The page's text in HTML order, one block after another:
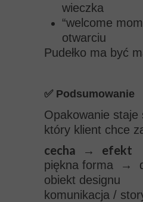
wieczka
“welcome
otwarciu
Pudełko ma być
✅ Podsumowanie
Opakowanie staje
który klient chce
cecha → efekt
piękna forma →
obiekt designu
komunikacja /